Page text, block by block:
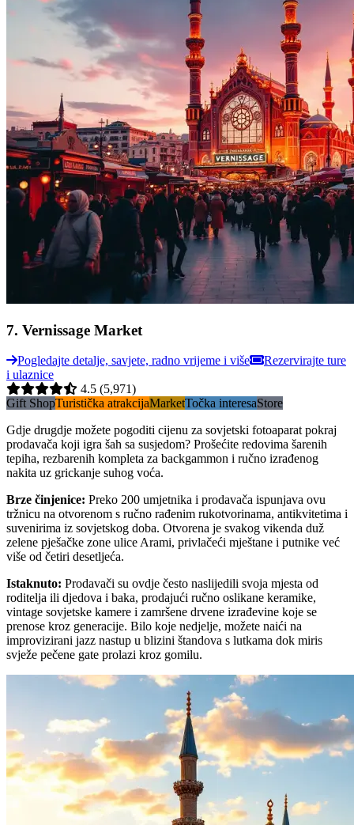
7. Vernissage Market
Pogledajte detalje, savjete, radno vrijeme i više
Rezervirajte ture
i ulaznice
4.5 (5,971)
Gift ShopTuristička atrakcijaMarketTočka interesaStore
Gdje drugdje možete pogoditi cijenu za sovjetski fotoaparat pokraj
prodavača koji igra šah sa susjedom? Prošećite redovima šarenih
tepiha, rezbarenih kompleta za backgammon i ručno izrađenog
nakita uz grickanje suhog voća.
Brze činjenice: Preko 200 umjetnika i prodavača ispunjava ovu
tržnicu na otvorenom s ručno rađenim rukotvorinama, antikvitetima i
suvenirima iz sovjetskog doba. Otvorena je svakog vikenda duž
zelene pješačke zone ulice Arami, privlačeći mještane i putnike već
više od četiri desetljeća.
Istaknuto: Prodavači su ovdje često naslijedili svoja mjesta od
roditelja ili djedova i baka, prodajući ručno oslikane keramike,
vintage sovjetske kamere i zamršene drvene izrađevine koje se
prenose kroz generacije. Bilo koje nedjelje, možete naići na
improvizirani jazz nastup u blizini štandova s lutkama dok miris
svježe pečene gate prolazi kroz gomilu.